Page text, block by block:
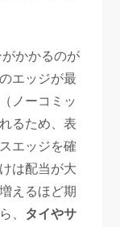
かかるのが
エッジが最
ノーコミッ
るため、表
エッジを確
は配当が大
えるほど期
、 タイやサ